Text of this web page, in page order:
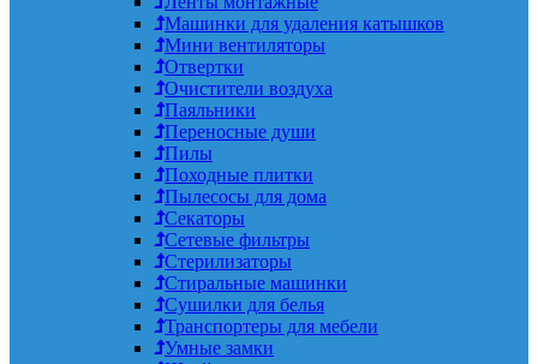
Машинки для удаления катышков
Мини вентиляторы
Отвертки
Очистители воздуха
Паяльники
Переносные души
Пилы
Походные плитки
Пылесосы для дома
Секаторы
Сетевые фильтры
Стерилизаторы
Стиральные машинки
Сушилки для белья
Транспортеры для мебели
Умные замки